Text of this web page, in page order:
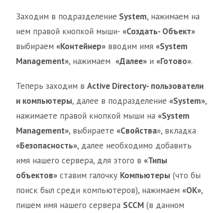
Заходим в подразделение System, нажимаем на
нем правой кнопкой мыши- «Создать- Объект»
выбираем «Контейнер» вводим имя «System
Management», нажимаем «Далее» и «Готово».
Теперь заходим в Active Directory- пользователи
и компьютеры, далее в подразделение «System»,
нажимаете правой кнопкой мыши на «System
Management», выбираете «Свойства», вкладка
«Безопасность», далее необходимо добавить
имя нашего сервера, для этого в «Типы
объектов» ставим галочку Компьютеры (что бы
поиск был среди компьютеров), нажимаем «ОК»,
пишем имя нашего сервера SCCM (в данном